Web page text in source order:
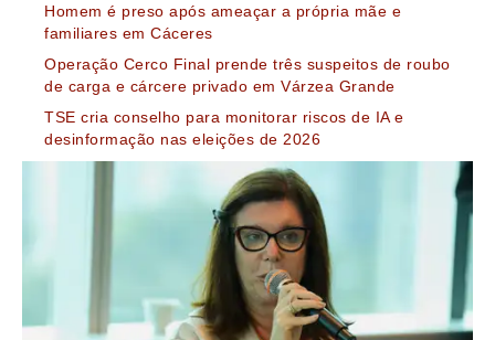
Homem é preso após ameaçar a própria mãe e
familiares em Cáceres
Operação Cerco Final prende três suspeitos de roubo
de carga e cárcere privado em Várzea Grande
TSE cria conselho para monitorar riscos de IA e
desinformação nas eleições de 2026